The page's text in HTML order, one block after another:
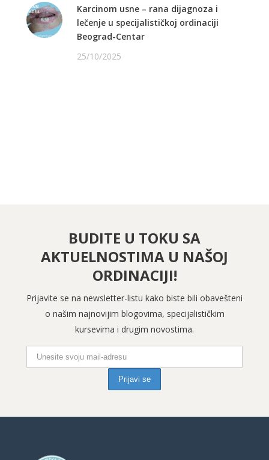
Karcinom usne – rana dijagnoza i
lečenje u specijalističkoj ordinaciji
Beograd-Centar
25/10/2025
BUDITE U TOKU SA
AKTUELNOSTIMA U NAŠOJ
ORDINACIJI!
Prijavite se na newsletter-listu kako biste bili obavešteni
o našim najnovijim blogovima, specijalističkim
kursevima i drugim novostima.